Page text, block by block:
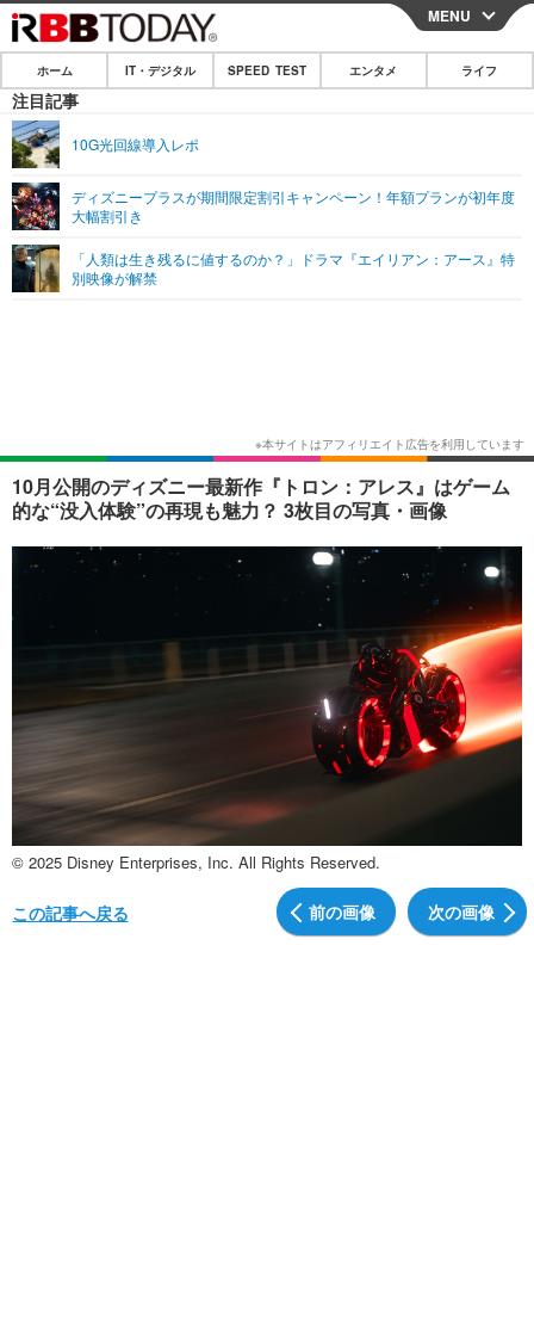
CLOSE
ホーム
IT・デジタル
ネタ
ショッピング その他
SPEED TEST
エンタメ
エンタメTOP
ショッピング その他
ライフ
MENU
ホーム IT・デジタル SPEED TEST エンタメ ライフ
注目記事
10G光回線導入レポ
ディズニープラスが期間限定割引キャンペーン！年額プランが初年度
大幅割引き
「人類は生き残るに値するのか？」ドラマ『エイリアン：アース』特
別映像が解禁
10月公開のディズニー最新作『トロン：アレス』はゲーム
的な“没入体験”の再現も魅力？ 3枚目の写真・画像
© 2025 Disney Enterprises, Inc. All Rights Reserved.
前の画像 次の画像
この記事へ戻る